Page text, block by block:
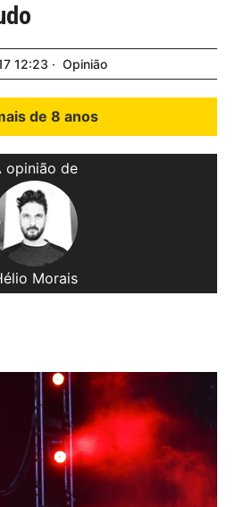
12:23 Opinião
de 8 anos
opinião de
Morais